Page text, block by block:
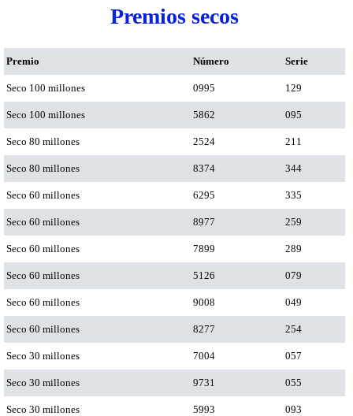
Premios secos
Premio Número Serie
Seco 100 millones 0995 129
Seco 100 millones 5862 095
Seco 80 millones 2524 211
Seco 80 millones 8374 344
Seco 60 millones 6295 335
Seco 60 millones 8977 259
Seco 60 millones 7899 289
Seco 60 millones 5126 079
Seco 60 millones 9008 049
Seco 60 millones 8277 254
Seco 30 millones 7004 057
Seco 30 millones 9731 055
Seco 30 millones 5993 093